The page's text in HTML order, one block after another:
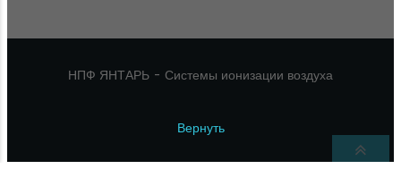
НПФ ЯНТАРЬ - Системы ионизации воздуха
Вернуть